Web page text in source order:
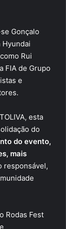
Gonçalo
Hyundai
Rui
FIA de Grupo
e
esta
do
do evento,
mais
responsável,
Rodas Fest